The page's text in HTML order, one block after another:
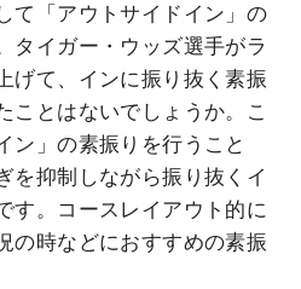
て「アウトサイドイン」の
タイガー・ウッズ選手がラ
げて、インに振り抜く素振
ことはないでしょうか。こ
ン」の素振りを行うこと
を抑制しながら振り抜くイ
す。コースレイアウト的に
の時などにおすすめの素振